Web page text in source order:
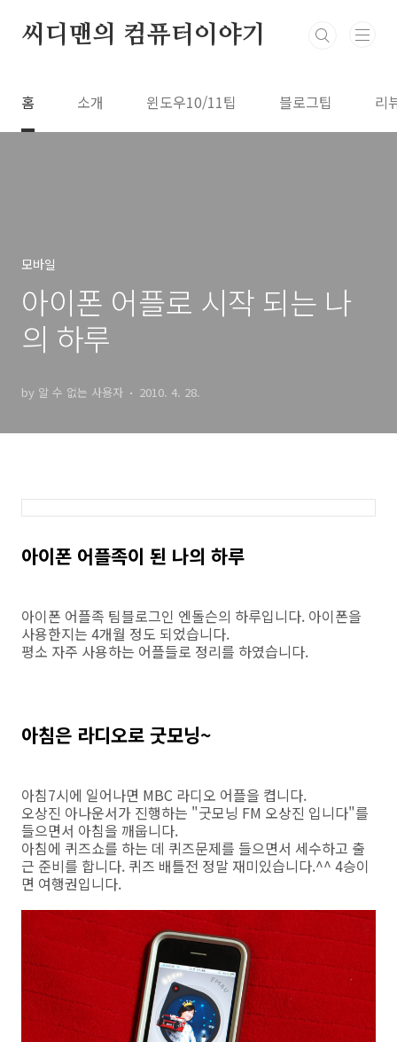
씨디맨의 컴퓨터이야기
홈 소개 윈도우10/11팁 블로그팁 리
모바일
아이폰 어플로 시작 되는 나
의 하루
by 알 수 없는 사용자 2010. 4. 28.
아이폰 어플족이 된 나의 하루
아이폰 어플족 팀블로그인 엔돌슨의 하루입니다. 아이폰을
사용한지는 4개월 정도 되었습니다.
평소 자주 사용하는 어플들로 정리를 하였습니다.
아침은 라디오로 굿모닝~
아침7시에 일어나면 MBC 라디오 어플을 켭니다.
오상진 아나운서가 진행하는 "굿모닝 FM 오상진 입니다"를
들으면서 아침을 깨웁니다.
아침에 퀴즈쇼를 하는 데 퀴즈문제를 들으면서 세수하고 출
근 준비를 합니다. 퀴즈 배틀전 정말 재미있습니다.^^ 4승이
면 여행권입니다.